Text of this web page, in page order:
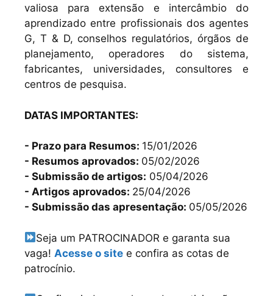
valiosa para extensão e intercâmbio do
aprendizado entre profissionais dos agentes
G, T & D, conselhos regulatórios, órgãos de
planejamento, operadores do sistema,
fabricantes, universidades, consultores e
centros de pesquisa.
DATAS IMPORTANTES:
- Prazo para Resumos: 15/01/2026
- Resumos aprovados: 05/02/2026
- ⁠Submissão de artigos: 05/04/2026
- ⁠Artigos aprovados: 25/04/2026
- ⁠Submissão das apresentação: 05/05/2026
Seja um PATROCINADOR e garanta sua
vaga! Acesse o site e confira as cotas de
patrocínio.